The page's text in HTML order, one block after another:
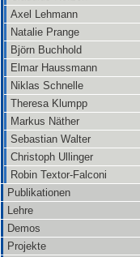
Axel Lehmann
Natalie Prange
Björn Buchhold
Elmar Haussmann
Niklas Schnelle
Theresa Klumpp
Markus Näther
Sebastian Walter
Christoph Ullinger
Robin Textor-Falconi
Publikationen
Lehre
Demos
Projekte